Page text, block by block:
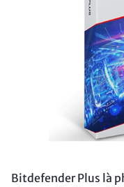
Bitdefender Plus là